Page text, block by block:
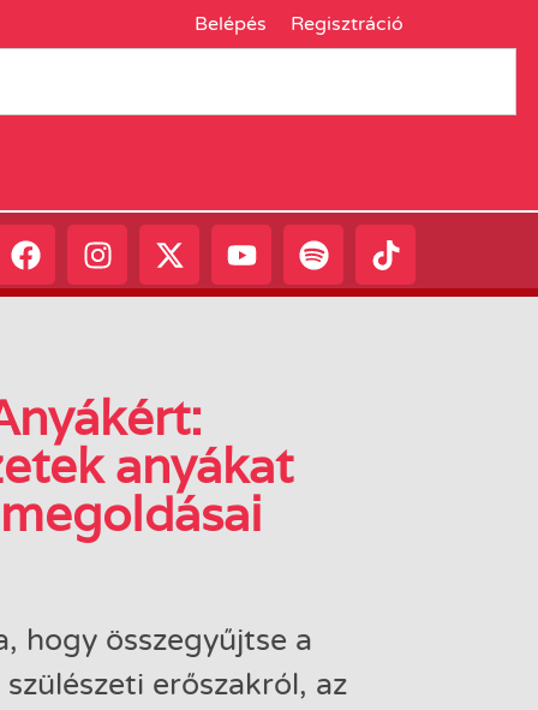
Belépés Regisztráció
anyákat
hogy összegyűjtse a
erőszakról, az